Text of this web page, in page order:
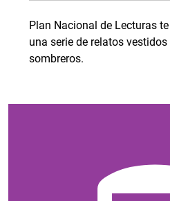
Plan Nacional de Lecturas
una serie de relatos
sombreros.